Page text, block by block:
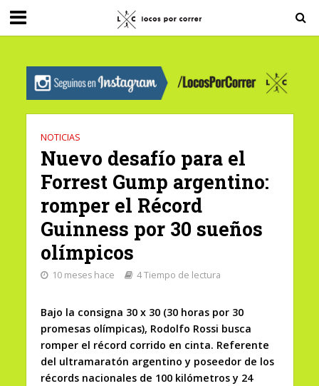
G-0X2PD3RFLV
NOTICIAS
Nuevo desafío para el
Forrest Gump argentino:
romper el Récord
Guinness por 30 sueños
olímpicos
10 meses hace 4 Tiempo de lectura
Bajo la consigna 30 x 30 (30 horas por 30
promesas olímpicas), Rodolfo Rossi busca
romper el récord corrido en cinta. Referente
del ultramaratón argentino y poseedor de los
récords nacionales de 100 kilómetros y 24